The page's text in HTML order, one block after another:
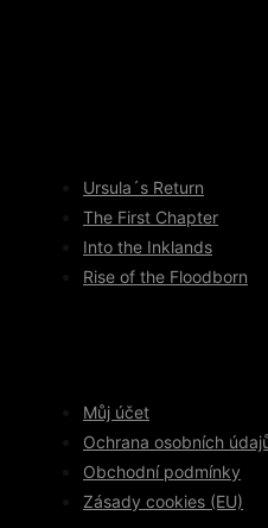
Ursula´s Return
The First Chapter
Into the Inklands
Rise of the Floodborn
Můj účet
Ochrana osobních
Obchodní podmínky
Zásady cookies (EU)